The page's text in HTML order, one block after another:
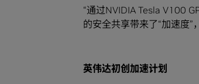
“通过NVIDIA Tesla V100
的安全共享带来了“加速度”
英伟达初创加速计划